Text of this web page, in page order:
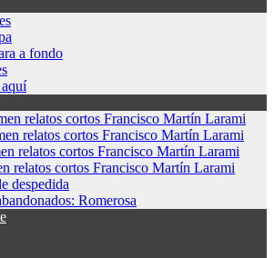
a fondo
relatos cortos Francisco Martín Larami
relatos cortos Francisco Martín Larami
relatos cortos Francisco Martín Larami
relatos cortos Francisco Martín Larami
despedida
Romerosa